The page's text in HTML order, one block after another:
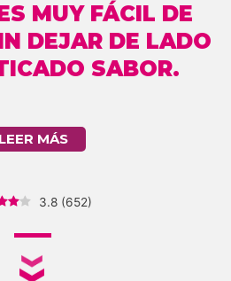
MUY FÁCIL DE
DEJAR DE LADO
SABOR.
LEER MÁS
3.8 (652)